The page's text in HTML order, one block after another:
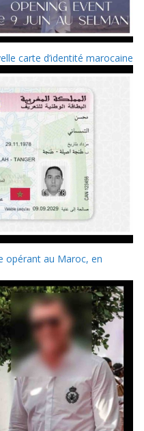
carte d’identité marocaine
opérant au Maroc, en